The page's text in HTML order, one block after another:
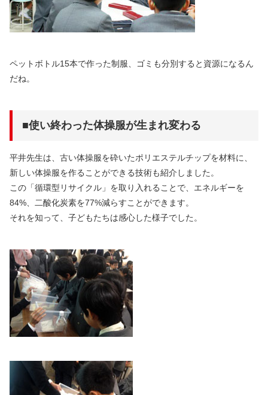
ペットボトル15本で作った制服、ゴミも分別すると資源になるん
だね。
■使い終わった体操服が生まれ変わる
平井先生は、古い体操服を砕いたポリエステルチップを材料に、
新しい体操服を作ることができる技術も紹介しました。
この「循環型リサイクル」を取り入れることで、エネルギーを
84%、二酸化炭素を77%減らすことができます。
それを知って、子どもたちは感心した様子でした。